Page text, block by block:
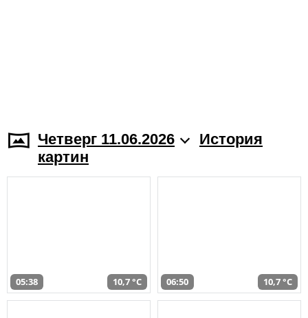
Четверг 11.06.2026
История
картин
05:38 10,7 °C 06:50 10,7 °C